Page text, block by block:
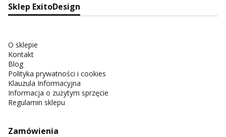
Sklep ExitoDesign
O sklepie
Kontakt
Blog
Polityka prywatności i cookies
Klauzula Informacyjna
Informacja o zużytym sprzęcie
Regulamin sklepu
Zamówienia